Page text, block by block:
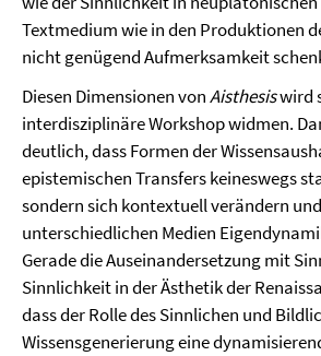
Textmedium wie in den Produktionen
nicht genügend Aufmerksamkeit
Diesen Dimensionen vonAisthesiswird
interdisziplinäre Workshop widmen.
deutlich, dass Formen der
epistemischen Transfers keineswegs
sondern sich kontextuell verändern
unterschiedlichen Medien
Gerade die Auseinandersetzung mit
Sinnlichkeit in der Ästhetik der
dass der Rolle des Sinnlichen und
Wissensgenerierung eine